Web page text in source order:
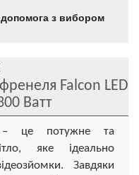
допомога з вибором
Falcon LED
Ватт
це потужне та
яке ідеально
Завдяки